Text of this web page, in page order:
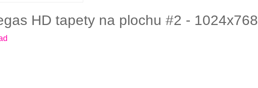
HD tapety na plochu #2 - 1024x768